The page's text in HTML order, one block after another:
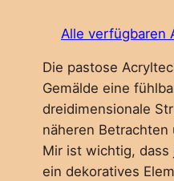
Alle verfügbaren
Die pastose
Gemälde eine
dreidimensionale
näheren Betrachten
Mir ist wichtig,
ein dekoratives